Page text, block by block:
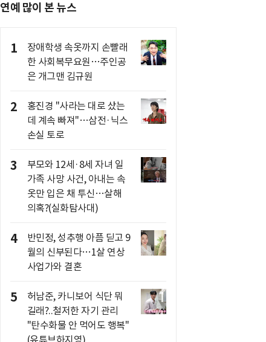
연예 많이 본 뉴스
1
장애학생 속옷까지 손빨래
한 사회복무요원…주인공
은 개그맨 김규원
2
홍진경 "사라는 대로 샀는
데 계속 빠져"…삼전·닉스
손실 토로
3
부모와 12세·8세 자녀 일
가족 사망 사건, 아내는 속
옷만 입은 채 투신…살해
의혹?(실화탐사대)
4
반민정, 성추행 아픔 딛고 9
월의 신부된다…1살 연상
사업가와 결혼
5
허남준, 카니보어 식단 뭐
길래?..철저한 자기 관리
"탄수화물 안 먹어도 행복"
(유튜브하지영)